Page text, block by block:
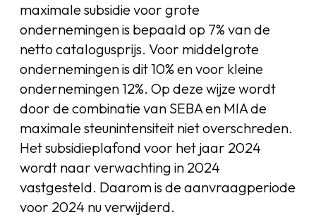
maximale subsidie voor grote
ondernemingen is bepaald op 7% van de
netto catalogusprijs. Voor middelgrote
ondernemingen is dit 10% en voor kleine
ondernemingen 12%. Op deze wijze wordt
door de combinatie van SEBA en MIA de
maximale steunintensiteit niet overschreden.
Het subsidieplafond voor het jaar 2024
wordt naar verwachting in 2024
vastgesteld. Daarom is de aanvraagperiode
voor 2024 nu verwijderd.